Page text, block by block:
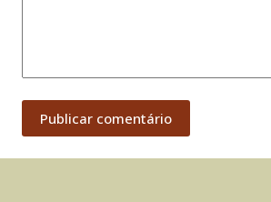
Publicar comentário